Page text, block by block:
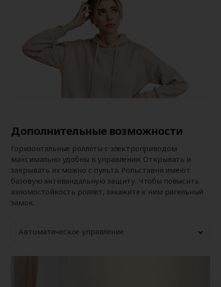
Дополнительные возможности
Горизонтальные роллеты с электроприводом
максимально удобны в управлении. Открывать и
закрывать их можно с пульта. Рольставни имеют
базовую антивандальную защиту. Чтобы повысить
взломостойкость роллет, закажите к ним ригельный
замок.
Автоматическое управление